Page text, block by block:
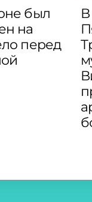
был
на
перед